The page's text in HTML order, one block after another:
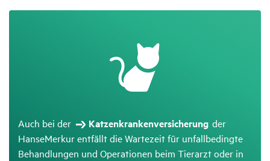
Auch bei der Katzenkrankenversicherung der
HanseMerkur entfällt die Wartezeit für unfallbedingte
Behandlungen und Operationen beim Tierarzt oder in